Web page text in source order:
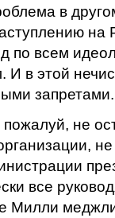
в
на
по всем
И в этой
запретами.
пожалуй, не
все
Милли